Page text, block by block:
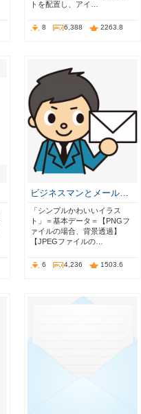
トを配置し、アイ…
8 6,388 2263.8
ビジネスマンとメール…
「シンプルかわいいイラス
ト」＝基本データ＝【PNGフ
ァイルの場合、背景透過】
【JPEGファイルの…
6 4,236 1503.6